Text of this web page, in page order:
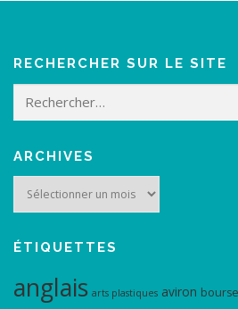
RECHERCHER SUR LE SITE
Rechercher :
ARCHIVES
Archives
ÉTIQUETTES
anglais arts plastiques aviron bourse